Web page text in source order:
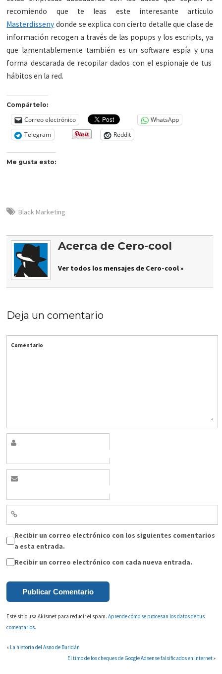
recomiendo que te leas este interesante articulo
Masterdisseny donde se explica con cierto detalle que clase de
información recogen a través de las popups y los escripts, ya
que lamentablemente también es un software espía y una
forma descarada de recopilar dados con el espionaje de tus
hábitos en la red.
Compártelo:
Correo electrónico
WhatsApp
Telegram
Reddit
Me gusta esto:
Black Marketing
Acerca de Cero-cool
Ver todos los mensajes de Cero-cool »
Deja un comentario
Comentario
Recibir un correo electrónico con los siguientes comentarios
a esta entrada.
Recibir un correo electrónico con cada nueva entrada.
Este sitio usa Akismet para reducir el spam.Aprende cómo se procesan los datos de tus
comentarios.
« La historia del Asno de Buridán
El timo de los cheques de Google Adsense falsificados en Internet»